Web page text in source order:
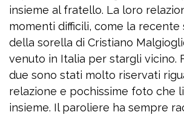
insieme al fratello. La loro
momenti difficili, come la recente
della sorella di Cristiano
venuto in Italia per stargli vicino.
due sono stati molto riservati
relazione e pochissime foto che
insieme. Il paroliere ha sempre